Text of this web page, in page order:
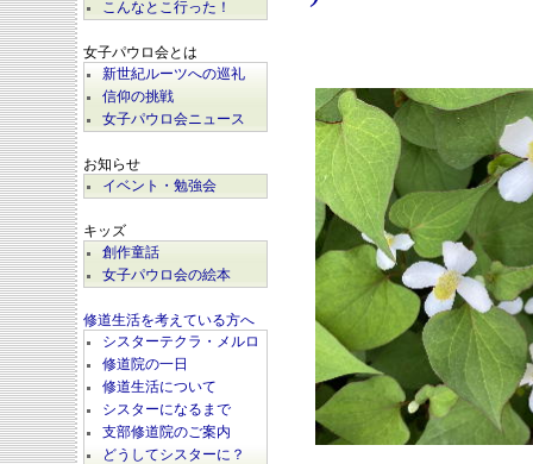
こんなとこ行った！
女子パウロ会とは
新世紀ルーツへの巡礼
信仰の挑戦
女子パウロ会ニュース
お知らせ
イベント・勉強会
キッズ
創作童話
女子パウロ会の絵本
修道生活を考えている方へ
シスターテクラ・メルロ
修道院の一日
修道生活について
シスターになるまで
支部修道院のご案内
どうしてシスターに？